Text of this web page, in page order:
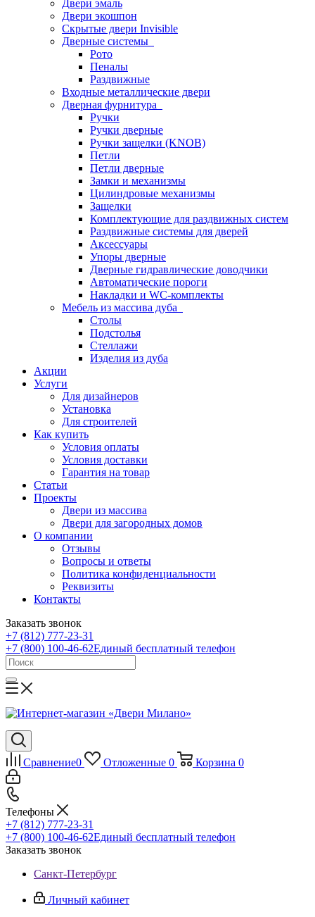
Двери эмаль
Двери экошпон
Скрытые двери Invisible
Дверные системы
Рото
Пеналы
Раздвижные
Входные металлические двери
Дверная фурнитура
Ручки
Ручки дверные
Ручки защелки (KNOB)
Петли
Петли дверные
Замки и механизмы
Цилиндровые механизмы
Защелки
Комплектующие для раздвижных систем
Раздвижные системы для дверей
Аксессуары
Упоры дверные
Дверные гидравлические доводчики
Автоматические пороги
Накладки и WC-комплекты
Мебель из массива дуба
Столы
Подстолья
Стеллажи
Изделия из дуба
Акции
Услуги
Для дизайнеров
Установка
Для строителей
Как купить
Условия оплаты
Условия доставки
Гарантия на товар
Статьи
Проекты
Двери из массива
Двери для загородных домов
О компании
Отзывы
Вопросы и ответы
Политика конфиденциальности
Реквизиты
Контакты
Заказать звонок
+7 (812) 777-23-31
+7 (800) 100-46-62Единый бесплатный телефон
Сравнение0 Отложенные 0 Корзина 0
Телефоны
+7 (812) 777-23-31
+7 (800) 100-46-62Единый бесплатный телефон
Заказать звонок
Санкт-Петербург
Личный кабинет